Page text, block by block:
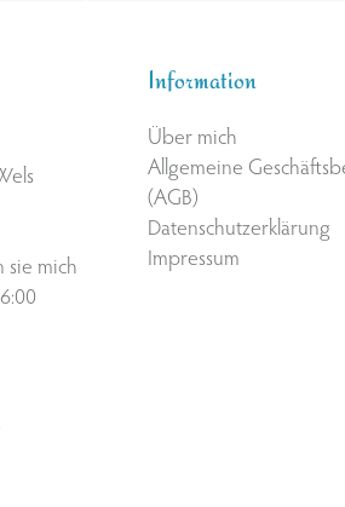
mich
Information
Über mich
Allgemeine
(AGB)
Datenschutzerklärung
Impressum